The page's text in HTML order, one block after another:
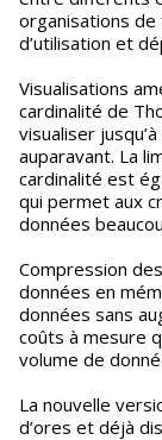
organisations de
d’utilisation et
Visualisations
cardinalité de
visualiser
auparavant. La
cardinalité est
qui permet aux
données
Compression
données en
données sans
coûts à mesure
volume de
La nouvelle
d’ores et déjà